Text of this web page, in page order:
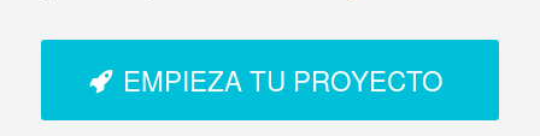
EMPIEZA TU PROYECTO